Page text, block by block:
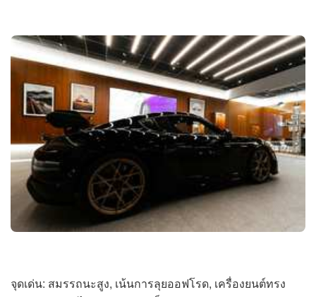
จุดเด่น: สมรรถนะสูง, เน้นการลุยออฟโรด, เครื่องยนต์ทรง